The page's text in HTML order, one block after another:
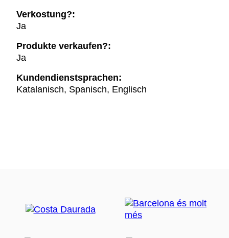
Verkostung?:
Ja
Produkte verkaufen?:
Ja
Kundendienstsprachen:
Katalanisch, Spanisch, Englisch